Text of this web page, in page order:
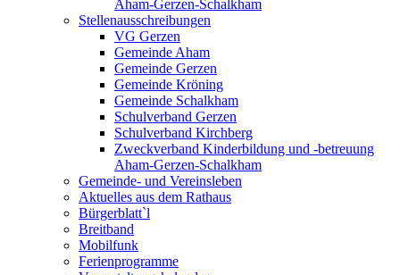
Aham-Gerzen-Schalkham
Stellenausschreibungen
VG Gerzen
Gemeinde Aham
Gemeinde Gerzen
Gemeinde Kröning
Gemeinde Schalkham
Schulverband Gerzen
Schulverband Kirchberg
Zweckverband Kinderbildung und -betreuung
Aham-Gerzen-Schalkham
Gemeinde- und Vereinsleben
Aktuelles aus dem Rathaus
Bürgerblatt`l
Breitband
Mobilfunk
Ferienprogramme